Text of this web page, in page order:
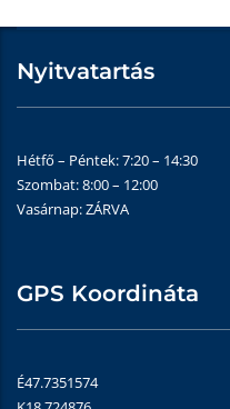
Nyitvatartás
Hétfő – Péntek: 7:20 – 14:30
Szombat: 8:00 – 12:00
Vasárnap: ZÁRVA
GPS Koordináta
É47.7351574